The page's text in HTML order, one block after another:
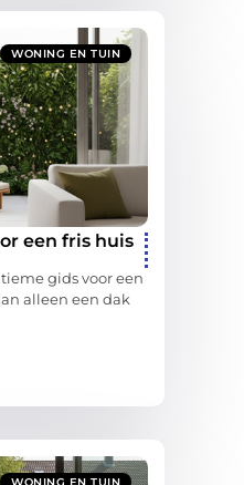
WONING EN TUIN
een fris huis
gids voor een
alleen een dak
WONING EN TUIN